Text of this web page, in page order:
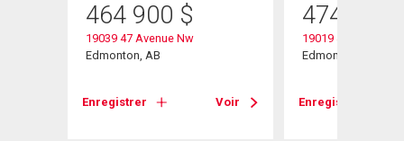
464 900 $
19039 47 Avenue Nw
Edmonton, AB
Enregistrer Voir
474 900
19019 49 Avenue
Edmonton, AB
Enregistrer